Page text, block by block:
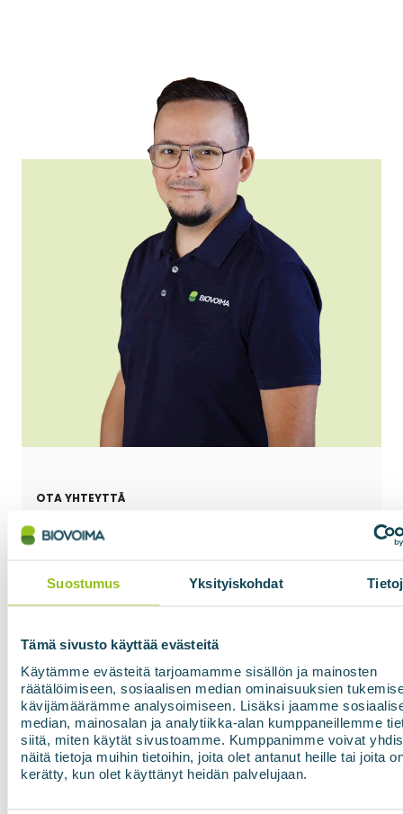
Suostumus Yksityiskohdat
Tämä sivusto käyttää evästeitä
Käytämme evästeitä tarjoamamme sisällön ja mainosten
räätälöimiseen, sosiaalisen median ominaisuuksien
kävijämäärämme analysoimiseen. Lisäksi jaamme
median, mainosalan ja analytiikka-alan kumppaneillemme
siitä, miten käytät sivustoamme. Kumppanimme voivat
näitä tietoja muihin tietoihin, joita olet antanut heille tai joita
kerätty, kun olet käyttänyt heidän palvelujaan.
OTA YHTEYTTÄ
Mikko Bengts
Myyntipäällikkö
mikko.bengts@biovoima.fi